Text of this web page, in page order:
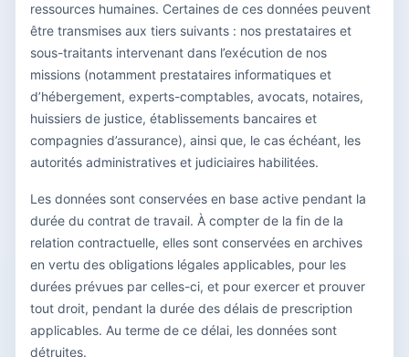
ressources humaines. Certaines de ces données peuvent
être transmises aux tiers suivants : nos prestataires et
sous-traitants intervenant dans l’exécution de nos
missions (notamment prestataires informatiques et
d’hébergement, experts-comptables, avocats, notaires,
huissiers de justice, établissements bancaires et
compagnies d’assurance), ainsi que, le cas échéant, les
autorités administratives et judiciaires habilitées.
Les données sont conservées en base active pendant la
durée du contrat de travail. À compter de la fin de la
relation contractuelle, elles sont conservées en archives
en vertu des obligations légales applicables, pour les
durées prévues par celles-ci, et pour exercer et prouver
tout droit, pendant la durée des délais de prescription
applicables. Au terme de ce délai, les données sont
détruites.